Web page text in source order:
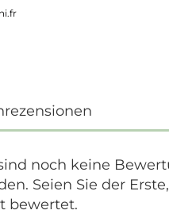
noch keine
Seien Sie der
bewertet.